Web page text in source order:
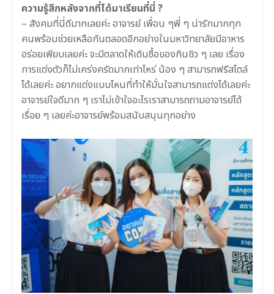
ความรู้สึกหลังจากที่ได้มาเรียนที่นี่ ?
– สังคมที่นี่ดีมากเลยค่ะ อาจารย์ เพื่อน ๆพี่ ๆ น่ารักมากทุก
คนพร้อมช่วยเหลือกันตลอดอีกอย่างในมหาวิทยาลัยมีอาหาร
อร่อยเพียบเลยค่ะ จะมีตลาดให้เดินซื้อของกินชิว ๆ เลย เรื่อง
การแต่งตัวก็ไม่เคร่งครัดมากเท่าไหร่ น้อง ๆ สามารถฟรีสไตล์
ได้เลยค่ะ อยากแต่งแบบไหนที่ทำให้มั่นใจสามารถแต่งได้เลยค่ะ
อาจารย์ใจดีมาก ๆ เราไม่เข้าใจอะไรเราสามารถถามอาจารย์ได้
เรื่อย ๆ เลยค่ะอาจารย์พร้อมสนับสนุนทุกอย่าง